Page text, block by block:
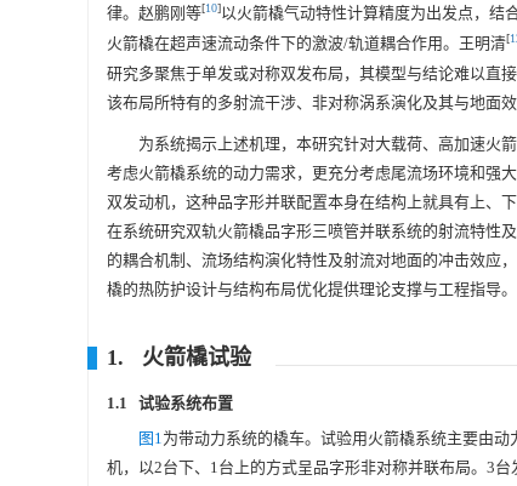
律。赵鹏刚等[10]以火箭橇气动特性计算精度为出发点，结
火箭橇在超声速流动条件下的激波/轨道耦合作用。王明清[
研究多聚焦于单发或对称双发布局，其模型与结论难以直
该布局所特有的多射流干涉、非对称涡系演化及其与地面
为系统揭示上述机理，本研究针对大载荷、高加速火
考虑火箭橇系统的动力需求，更充分考虑尾流场环境和强
双发动机，这种品字形并联配置本身在结构上就具有上、
在系统研究双轨火箭橇品字形三喷管并联系统的射流特性
的耦合机制、流场结构演化特性及射流对地面的冲击效应
橇的热防护设计与结构布局优化提供理论支撑与工程指导。
1. 火箭橇试验
1.1 试验系统布置
图1为带动力系统的橇车。试验用火箭橇系统主要由
机，以2台下、1台上的方式呈品字形非对称并联布局。3